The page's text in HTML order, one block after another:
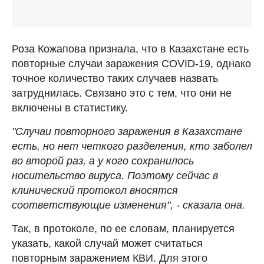
Роза Кожапова признала, что в Казахстане есть
повторные случаи заражения COVID-19, однако
точное количество таких случаев назвать
затруднилась. Связано это с тем, что они не
включены в статистику.
"Случаи повторного заражения в Казахстане
есть, но нет четкого разделения, кто заболел
во второй раз, а у кого сохранилось
носительство вируса. Поэтому сейчас в
клинический протокол вносятся
соответствующие изменения", - сказала она.
Так, в протоколе, по ее словам, планируется
указать, какой случай может считаться
повторным заражением КВИ. Для этого